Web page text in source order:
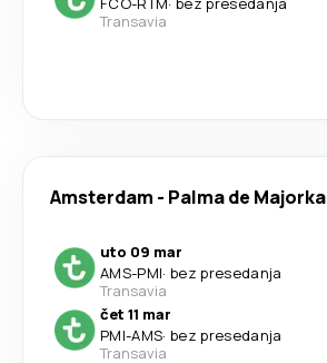
Transavia
Amsterdam - Palma de Majorka
uto 09 mar
AMS-PMI· bez presedanja
Transavia
čet 11 mar
PMI-AMS· bez presedanja
Transavia